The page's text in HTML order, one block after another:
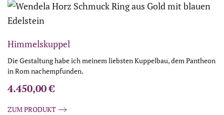
Himmelskuppel
Die Gestaltung habe ich meinem liebsten Kuppelbau, dem Pantheon
in Rom nachempfunden.
4.450,00€
ZUM PRODUKT